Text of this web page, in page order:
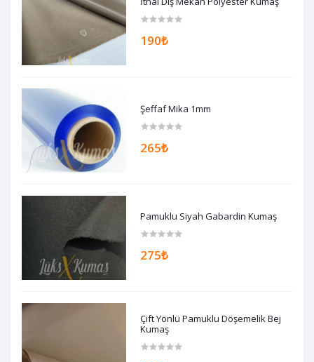
190₺
Şeffaf Mika 1mm
265₺
Pamuklu Siyah Gabardin Kumaş
275₺
Çift Yönlü Pamuklu Döşemelik Bej
Kumaş